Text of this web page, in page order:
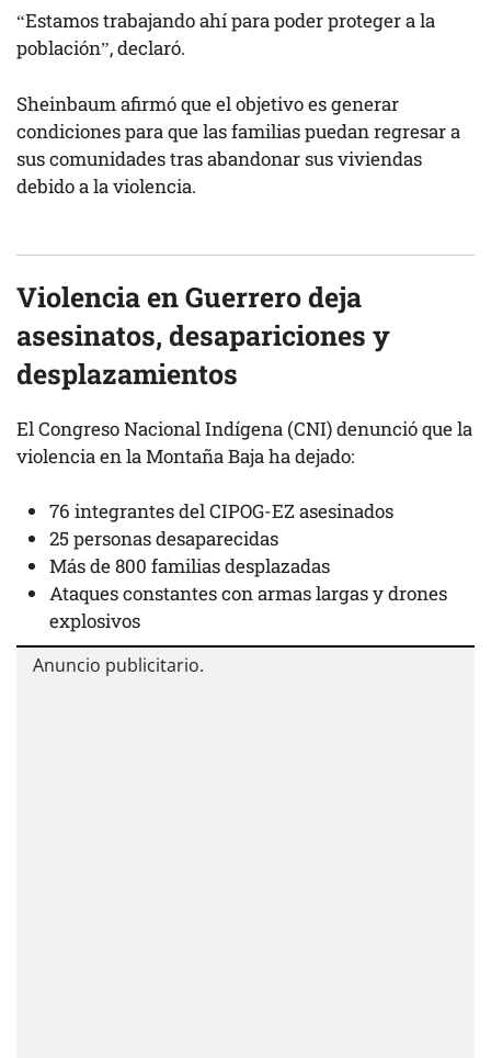
“Estamos trabajando ahí para poder proteger a la
población”, declaró.
Sheinbaum afirmó que el objetivo es generar
condiciones para que las familias puedan regresar a
sus comunidades tras abandonar sus viviendas
debido a la violencia.
Violencia en Guerrero deja
asesinatos, desapariciones y
desplazamientos
El Congreso Nacional Indígena (CNI) denunció que la
violencia en la Montaña Baja ha dejado:
76 integrantes del CIPOG-EZ asesinados
25 personas desaparecidas
Más de 800 familias desplazadas
Ataques constantes con armas largas y drones
explosivos